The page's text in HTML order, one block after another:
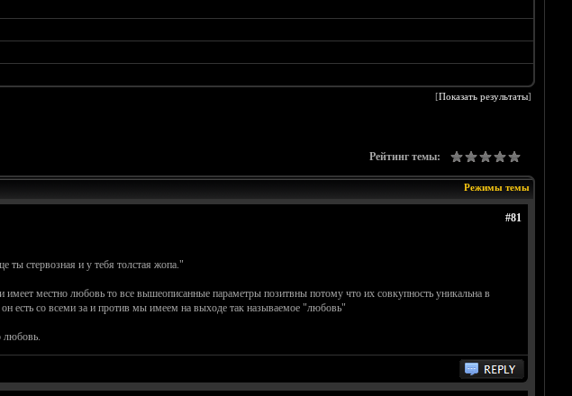
[Показать результаты]
Рейтинг темы:
Режимы темы
#81
стервозная и у тебя толстая жопа."
имеет местно любовь то все вышеописанные параметры позитвны потому что их совкупность уникальна в
есть со всеми за и против мы имеем на выходе так называемое "любовь"
любовь.